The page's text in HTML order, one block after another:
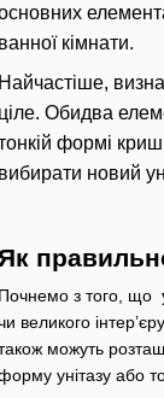
ванної кімнати.
Найчастіше,
ціле. Обидва
формі
вибирати новий
Як
Почнемо з того, що
великого
можуть
унітазу або